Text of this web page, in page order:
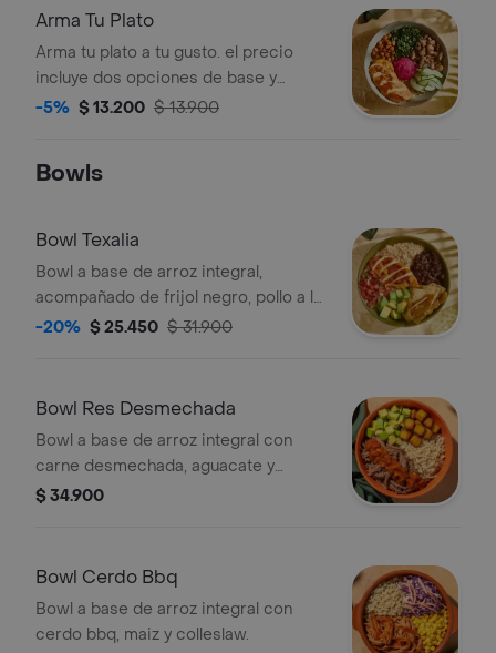
Arma Tu Plato
Arma tu plato a tu gusto. el precio
incluye dos opciones de base y
vinagreta
-5% $ 13.200 $ 13.900
Bowls
Bowl Texalia
Bowl a base de arroz integral,
acompañado de frijol negro, pollo a la
plancha, aguacate, pico de gallo y
-20% $ 25.450 $ 31.900
Bowl Res Desmechada
Bowl a base de arroz integral con
carne desmechada, aguacate y
platano maduro.
$ 34.900
Bowl Cerdo Bbq
Bowl a base de arroz integral con
cerdo bbq, maiz y colleslaw.